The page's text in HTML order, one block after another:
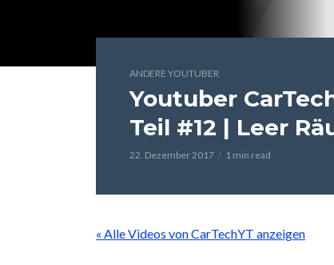
ANDERE YOUTUBER
Youtuber
Teil #12 | Leer
22. Dezember 2017 1 min read
« Alle Videos von CarTechYT anzeigen